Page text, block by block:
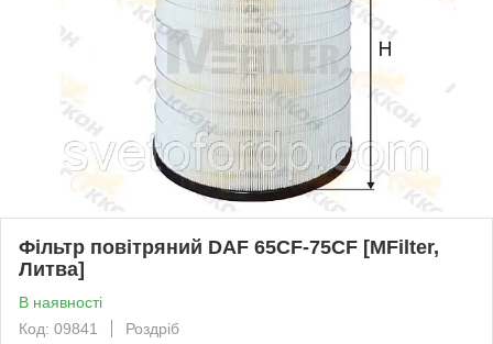
Фільтр повітряний DAF 65CF-75CF [MFilter,
Литва]
В наявності
Код: 09841
Роздріб